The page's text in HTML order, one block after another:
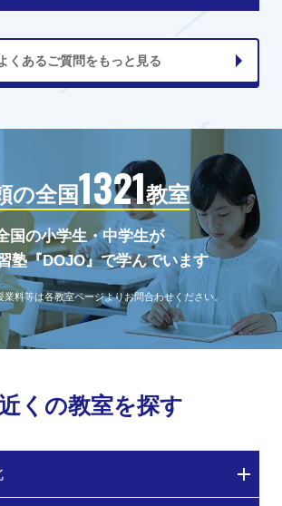
くあるご質問をもっと見る
の全国1321教室
国の小学生・中学生が
塾『DOJO』で学んでいます
料等は各教室ページよりお問合わせください。
くの教室を探す